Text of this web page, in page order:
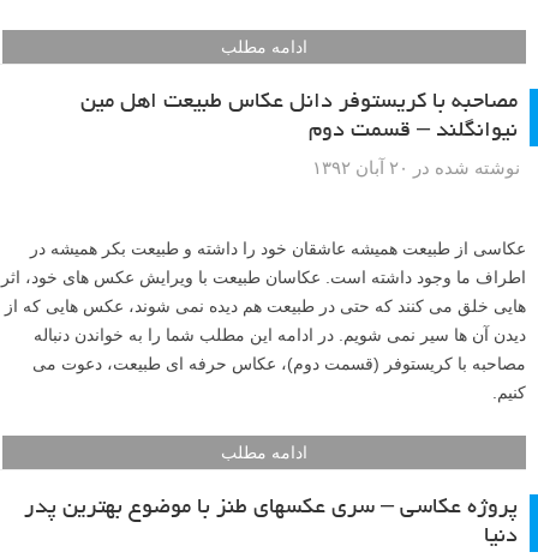
ادامه مطلب
مصاحبه با کریستوفر دانل عکاس طبیعت اهل مین
نیوانگلند – قسمت دوم
نوشته شده در ۲۰ آبان ۱۳۹۲